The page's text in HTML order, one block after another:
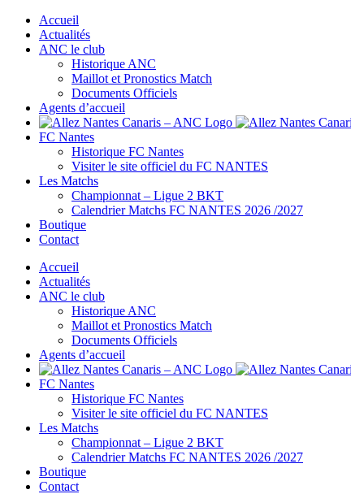
Passer
contenu
Accueil
Actualités
ANC le club
Historique ANC
Maillot et Pronostics Match
Documents Officiels
Agents d’accueil
FC Nantes
Historique FC Nantes
Visiter le site officiel du FC NANTES
Les Matchs
Championnat – Ligue 2 BKT
Calendrier Matchs FC NANTES 2026 /2027
Boutique
Contact
Accueil
Actualités
ANC le club
Historique ANC
Maillot et Pronostics Match
Documents Officiels
Agents d’accueil
FC Nantes
Historique FC Nantes
Visiter le site officiel du FC NANTES
Les Matchs
Championnat – Ligue 2 BKT
Calendrier Matchs FC NANTES 2026 /2027
Boutique
Contact